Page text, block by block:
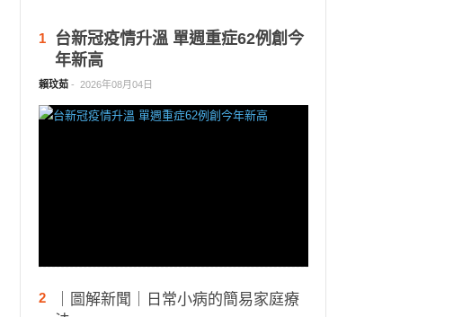
1
台新冠疫情升溫 單週重症62例創今
年新高
賴玟茹 - 2026年08月04日
2
｜圖解新聞｜日常小病的簡易家庭療